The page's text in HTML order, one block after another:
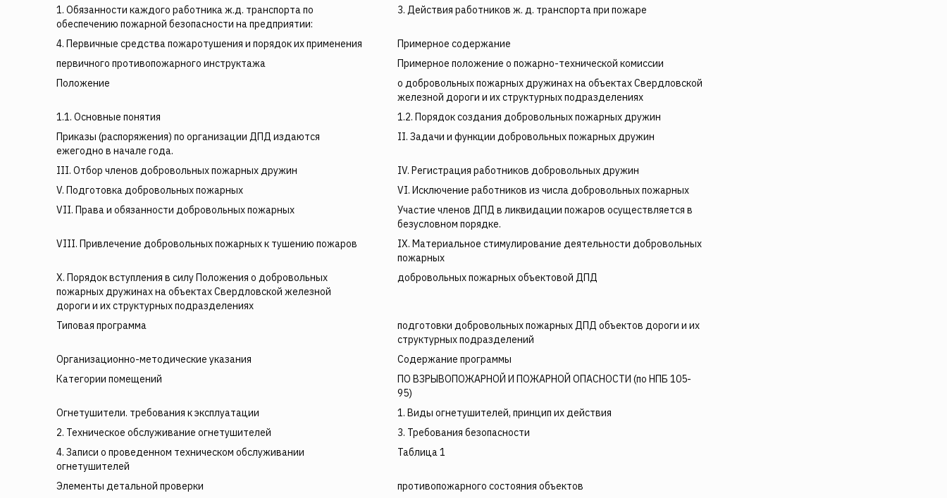
1. Обязанности каждого работника ж.д. транспорта по
обеспечению пожарной безопасности на предприятии:
3. Действия работников ж. д. транспорта при пожаре
4. Первичные средства пожаротушения и порядок их применения
Примерное содержание
первичного противопожарного инструктажа
Примерное положение о пожарно-технической комиссии
Положение
о добровольных пожарных дружинах на объектах Свердловской
железной дороги и их структурных подразделениях
1.1. Основные понятия
1.2. Порядок создания добровольных пожарных дружин
Приказы (распоряжения) по организации ДПД издаются
ежегодно в начале года.
ΙΙ. Задачи и функции добровольных пожарных дружин
ΙΙΙ. Отбор членов добровольных пожарных дружин
ΙV. Регистрация работников добровольных дружин
V. Подготовка добровольных пожарных
VI. Исключение работников из числа добровольных пожарных
VII. Права и обязанности добровольных пожарных
Участие членов ДПД в ликвидации пожаров осуществляется в
безусловном порядке.
VIII. Привлечение добровольных пожарных к тушению пожаров
IX. Материальное стимулирование деятельности добровольных
пожарных
X. Порядок вступления в силу Положения о добровольных
пожарных дружинах на объектах Свердловской железной
дороги и их структурных подразделениях
добровольных пожарных объектовой ДПД
Типовая программа
подготовки добровольных пожарных ДПД объектов дороги и их
структурных подразделений
Организационно-методические указания
Содержание программы
Категории помещений
ПО ВЗРЫВОПОЖАРНОЙ И ПОЖАРНОЙ ОПАСНОСТИ (по НПБ 105-
95)
Огнетушители. требования к эксплуатации
1. Виды огнетушителей, принцип их действия
2. Техническое обслуживание огнетушителей
3. Требования безопасности
4. Записи о проведенном техническом обслуживании
огнетушителей
Таблица 1
Элементы детальной проверки
противопожарного состояния объектов